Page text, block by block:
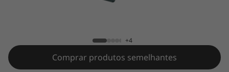
+4
Comprar produtos semelhantes